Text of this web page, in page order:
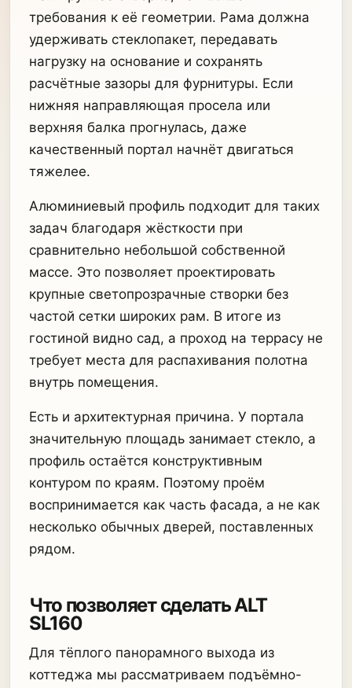
требования к её геометрии. Рама должна
удерживать стеклопакет, передавать
нагрузку на основание и сохранять
расчётные зазоры для фурнитуры. Если
нижняя направляющая просела или
верхняя балка прогнулась, даже
качественный портал начнёт двигаться
тяжелее.
Алюминиевый профиль подходит для таких
задач благодаря жёсткости при
сравнительно небольшой собственной
массе. Это позволяет проектировать
крупные светопрозрачные створки без
частой сетки широких рам. В итоге из
гостиной видно сад, а проход на террасу не
требует места для распахивания полотна
внутрь помещения.
Есть и архитектурная причина. У портала
значительную площадь занимает стекло, а
профиль остаётся конструктивным
контуром по краям. Поэтому проём
воспринимается как часть фасада, а не как
несколько обычных дверей, поставленных
рядом.
Что позволяет сделать ALT
SL160
Для тёплого панорамного выхода из
коттеджа мы рассматриваем подъёмно-